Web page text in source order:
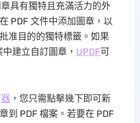
具有獨特且充滿活力的外
PDF 文件中添加圖章，以
准目的的獨特標籤。如果
建立自訂圖章， UPDF可
，您只需點擊幾下即可新
到 PDF 檔案。若要在 PDF